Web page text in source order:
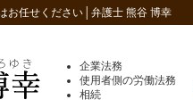
お任せください│弁護士 熊谷 博幸
企業法務
使用者側の労働法務
相続